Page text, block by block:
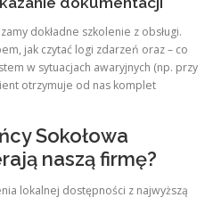
dokładne szkolenie z obsługi.
jak czytać logi zdarzeń oraz – co
w sytuacjach awaryjnych (np. przy
otrzymuje od nas komplet
Sokołowa
naszą firmę?
lokalnej dostępności z najwyższą